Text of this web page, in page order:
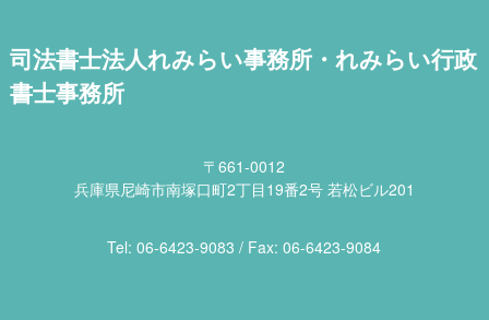
司法書士法人れみらい事務所・れみらい行政
書士事務所
〒661-0012
兵庫県尼崎市南塚口町2丁目19番2号 若松ビル201
Tel: 06​-6423​-9083 / Fax: 06​-6423​-9084